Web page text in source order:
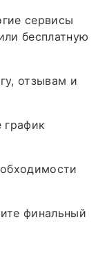
сервисы
бесплатную
отзывам и
график
финальный